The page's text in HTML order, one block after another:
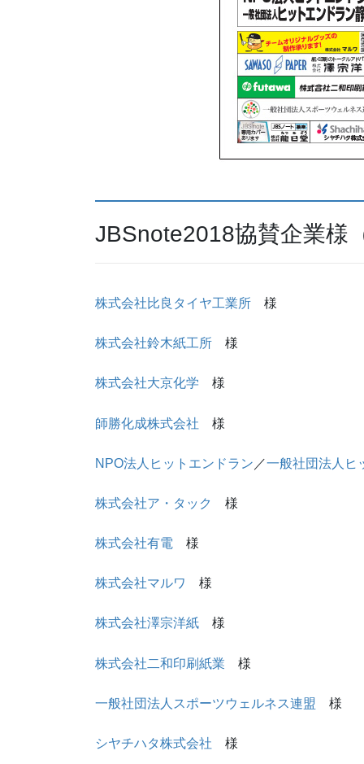
JBSnote2018協賛企業様
株式会社比良タイヤ工業所 様
株式会社鈴木紙工所 様
株式会社大京化学 様
師勝化成株式会社 様
NPO法人ヒットエンドラン ／一般社団法人ヒ
株式会社ア・タック 様
株式会社有電 様
株式会社マルワ 様
株式会社澤宗洋紙 様
株式会社二和印刷紙業 様
一般社団法人スポーツウェルネス連盟 様
シヤチハタ株式会社 様